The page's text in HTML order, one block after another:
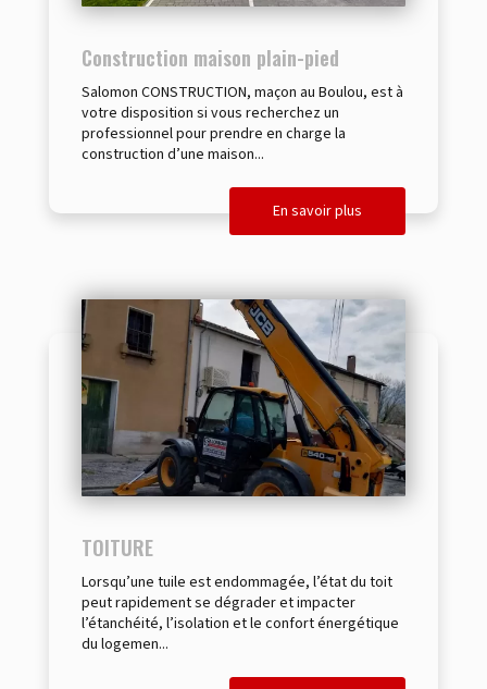
Construction maison plain-pied
Salomon CONSTRUCTION, maçon au Boulou, est à
votre disposition si vous recherchez un
professionnel pour prendre en charge la
construction d’une maison...
En savoir plus
TOITURE
Lorsqu’une tuile est endommagée, l’état du toit
peut rapidement se dégrader et impacter
l’étanchéité, l’isolation et le confort énergétique
du logemen...